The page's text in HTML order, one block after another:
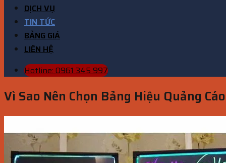
DỊCH VỤ
TIN TỨC
BẢNG GIÁ
LIÊN HỆ
Hotline: 0961 345 997
Vì Sao Nên Chọn Bảng Hiệu Quảng